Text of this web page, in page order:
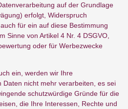
auf der Grundlage
erfolgt, Widerspruch
für ein auf diese Bestimmung
Sinne von Artikel 4 Nr. 4 DSGVO,
oder für Werbezwecke
ein, werden wir Ihre
Daten nicht mehr verarbeiten, es sei
schutzwürdige Gründe für die
die Ihre Interessen, Rechte und